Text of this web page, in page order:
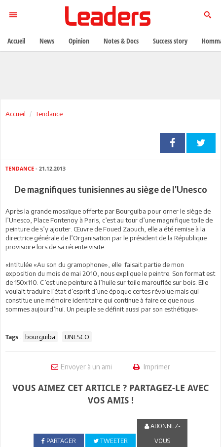
Accueil Tendance
TENDANCE - 21.12.2013
De magnifiques tunisiennes au siège de l'Unesco
Après la grande mosaïque offerte par Bourguiba pour orner le siège de
l’Unesco, Place Fontenoy à Paris, c’est au tour d’une magnifique toile de
peinture de s’y ajouter. Œuvre de Foued Zaouch, elle a été remise à la
directrice générale de l’Organisation par le président de la République
provisoire lors de sa récente visite.
«Intitulée «Au son du gramophone», elle faisait partie de mon
exposition du mois de mai 2010, nous explique le peintre. Son format est
de 150x110. C’est une peinture à l’huile sur toile marouflée sur bois. Elle
voulait traduire l’état d’esprit d’une époque certes révolue mais qui
constitue une mémoire identitaire qui continue à faire ce que nous
sommes aujourd’hui. Un peuple se définit aussi par son esthétique».
Tags : bourguiba UNESCO
Envoyer à un ami Imprimer
VOUS AIMEZ CET ARTICLE ? PARTAGEZ-LE AVEC
VOS AMIS !
PARTAGER TWEETER
ABONNEZ-
VOUS
Accueil News Opinion Notes & Docs Success story